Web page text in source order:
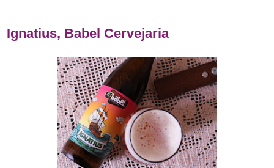
Ignatius, Babel Cervejaria